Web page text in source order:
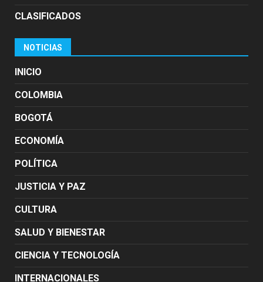
CLASIFICADOS
NOTICIAS
INICIO
COLOMBIA
BOGOTÁ
ECONOMÍA
POLÍTICA
JUSTICIA Y PAZ
CULTURA
SALUD Y BIENESTAR
CIENCIA Y TECNOLOGÍA
INTERNACIONALES